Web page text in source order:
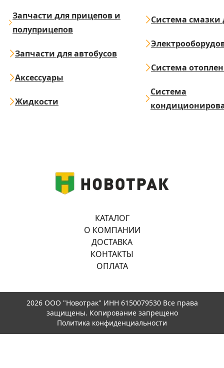
Запчасти для прицепов и
полуприцепов
Запчасти для автобусов
Аксессуары
Жидкости
Система смазки
Система
Система
КАТАЛОГ
О КОМПАНИИ
ДОСТАВКА
КОНТАКТЫ
ОПЛАТА
2026 ООО "Новотрак" ИНН 6150079530 Все права
защищены. Копирование запрещено
Политика конфиденциальности